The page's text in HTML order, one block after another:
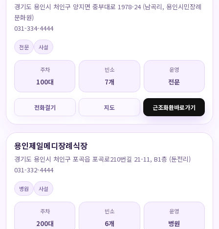
경기도 용인시 처인구 양지면 중부대로 1978-24 (남곡리, 용인시민장례
문화원)
031-334-4444
전문 사설
주차
100대
빈소
7개
운영
전문
전화걸기 지도 근조화환바로가기
용인제일메디장례식장
경기도 용인시 처인구 포곡읍 포곡로210번길 21-11, B1층 (둔전리)
031-332-4444
병원 사설
주차
200대
빈소
6개
운영
병원